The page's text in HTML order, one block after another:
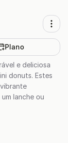
Plano
e deliciosa
donuts. Estes
lanche ou